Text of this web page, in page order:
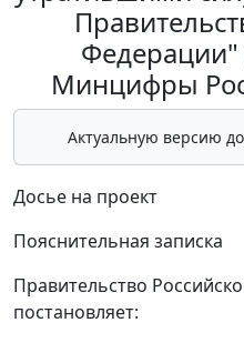
Федерации"
Минцифры
Актуальную версию
Досье на проект
Пояснительная записка
Правительство
постановляет: